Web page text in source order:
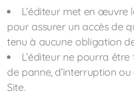
L’éditeur met en œuvre
pour assurer un accès de
tenu à aucune obligation
L’éditeur ne pourra
de panne, d’interruption
Site.